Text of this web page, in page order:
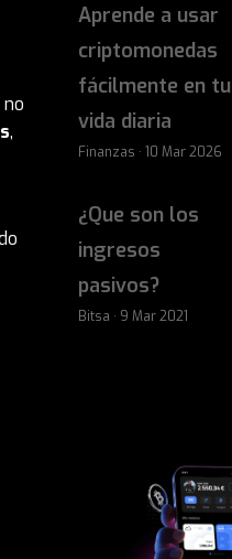
,
Aprende a usar
criptomonedas
fácilmente en tu
vida diaria
Finanzas · 10 Mar 2026
¿Que son los
ingresos
pasivos?
Bitsa · 9 Mar 2021